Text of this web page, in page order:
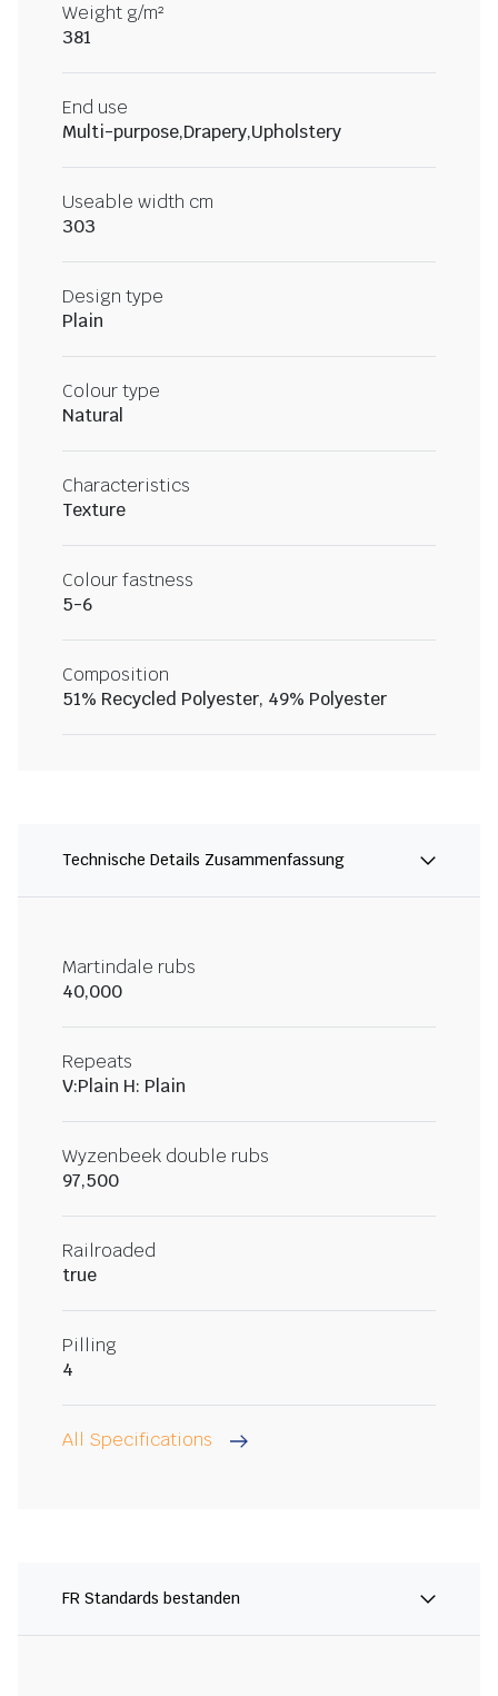
Weight g/m²
381
End use
Multi-purpose,Drapery,Upholstery
Useable width cm
303
Design type
Plain
Colour type
Natural
Characteristics
Texture
Colour fastness
5-6
Composition
51% Recycled Polyester, 49% Polyester
Technische Details Zusammenfassung
Martindale rubs
40,000
Repeats
V:Plain H: Plain
Wyzenbeek double rubs
97,500
Railroaded
true
Pilling
4
All Specifications
FR Standards bestanden